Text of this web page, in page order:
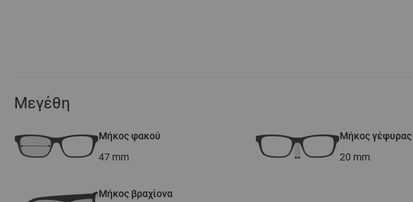
Μεγέθη
Μήκος φακού
47 mm
Μήκος γέφυρας
20 mm
Μήκος βραχίονα